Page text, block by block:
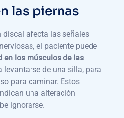
las piernas
discal afecta las señales
el paciente puede
en los músculos de las
levantarse de una silla, para
para caminar. Estos
una alteración
ignorarse.